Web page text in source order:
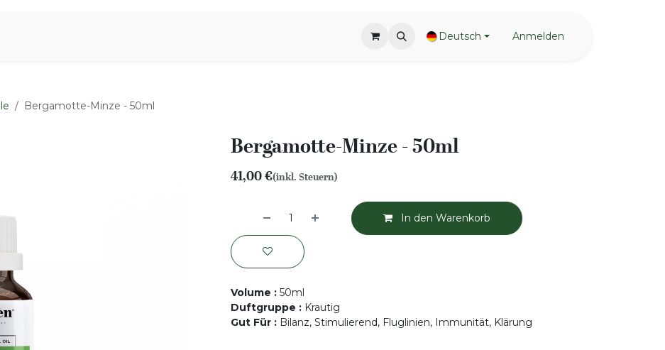
Deutsch Anmelden
Bergamotte-Minze - 50ml
Bergamotte-Minze - 50ml
41,00€(inkl. Steuern)
In den Warenkorb
Volume : 50ml
Duftgruppe : Krautig
Gut Für : Bilanz, Stimulierend, Fluglinien, Immunität, Klärung